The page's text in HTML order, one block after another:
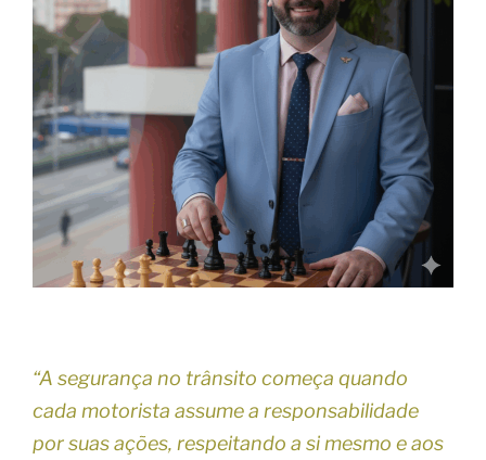
“A segurança no trânsito começa quando
cada motorista assume a responsabilidade
por suas ações, respeitando a si mesmo e aos